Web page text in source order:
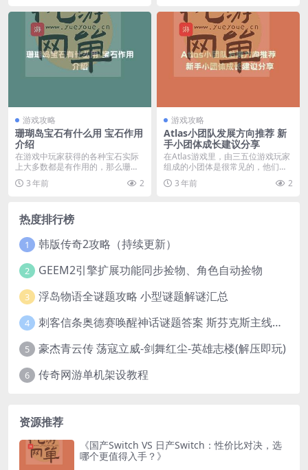
游戏攻略
珊瑚岛宝石有什么用 宝石作用
介绍
在游戏中玩家获得的各种宝石实际
上大多数都是有作用的，那么珊瑚
岛宝石有什么用呢？还...
3 年前 2
游戏攻略
Atlas小团队发展方向推荐 新
手小团体成长建议分享
在Atlas游戏里，由三五位游戏玩家
组成的小团体是很常见的，他们集
体作战，祸福相...
3 年前 2
热度排行榜
1 韩版传奇2攻略（持续更新）
2 GEEM2引擎扩展功能同步捡物、角色自动捡物
3 浮岛物语全谜题攻略 小型谜题解谜汇总
4 刺客信条奥德赛唤醒神话谜题答案 斯芬克斯主线攻略
5 豪杰青云传 荡寇立威-剑舞红尘-英雄志楼(解压即玩)
6 传奇网游单机架设教程
资源推荐
《国产Switch VS 日产Switch：性价比对决，选
哪个更值得入手？》